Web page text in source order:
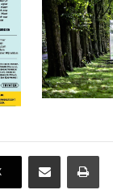
Delen via Email